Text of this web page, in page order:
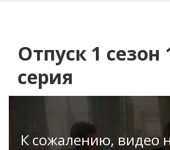
Отпуск 1 сезон
серия
К сожалению, видео